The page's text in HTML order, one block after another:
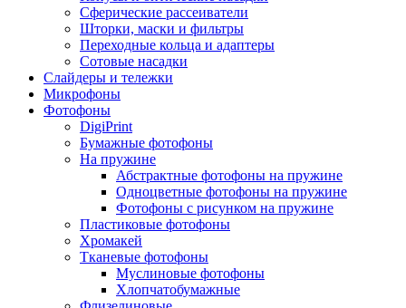
Сферические рассеиватели
Шторки, маски и фильтры
Переходные кольца и адаптеры
Сотовые насадки
Слайдеры и тележки
Микрофоны
Фотофоны
DigiPrint
Бумажные фотофоны
На пружине
Абстрактные фотофоны на пружине
Одноцветные фотофоны на пружине
Фотофоны с рисунком на пружине
Пластиковые фотофоны
Хромакей
Тканевые фотофоны
Муслиновые фотофоны
Хлопчатобумажные